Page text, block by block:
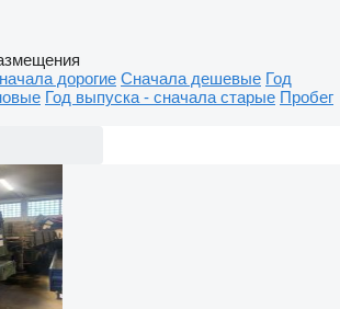
дорогие Сначала дешевые Год
Год выпуска - сначала старые Пробег